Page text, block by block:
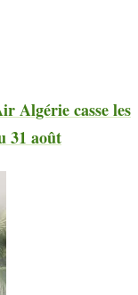
Algérie casse les
31 août